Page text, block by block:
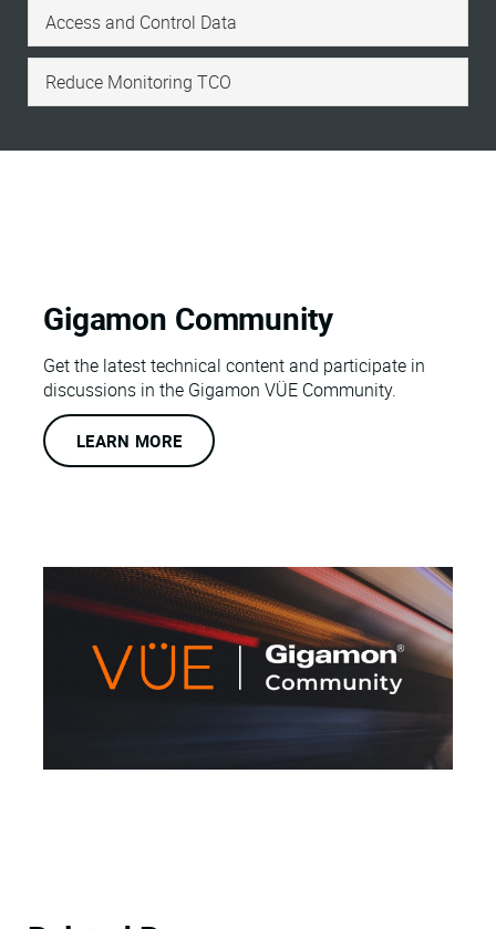
Access and Control Data
Reduce Monitoring TCO
Gigamon Community
Get the latest technical content and participate in
discussions in the Gigamon VÜE Community.
LEARN MORE